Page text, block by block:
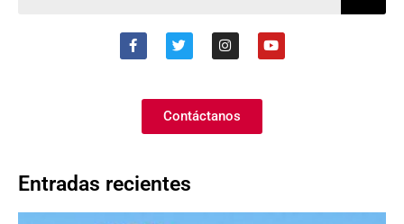
Contáctanos
Entradas recientes